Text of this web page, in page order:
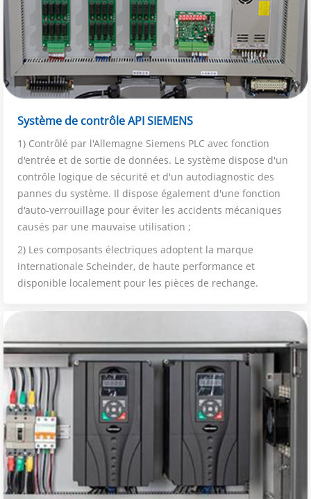
Système de contrôle API SIEMENS
1) Contrôlé par l'Allemagne Siemens PLC avec fonction
d'entrée et de sortie de données. Le système dispose d'un
contrôle logique de sécurité et d'un autodiagnostic des
pannes du système. Il dispose également d'une fonction
d'auto-verrouillage pour éviter les accidents mécaniques
causés par une mauvaise utilisation ;
2) Les composants électriques adoptent la marque
internationale Scheinder, de haute performance et
disponible localement pour les pièces de rechange.